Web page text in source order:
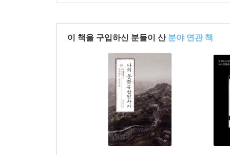
이 책을 구입하신 분들이 산 분야 연관 책